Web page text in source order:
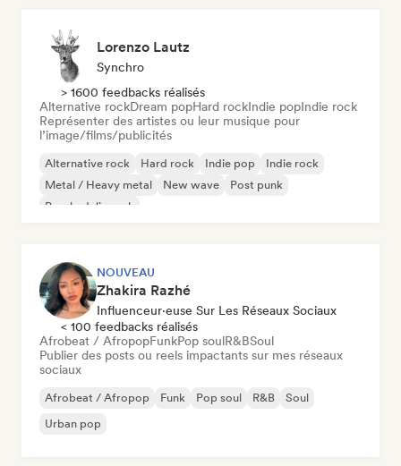
Lorenzo Lautz
Synchro
> 1600 feedbacks réalisés
Alternative rockDream popHard rockIndie popIndie rock
Représenter des artistes ou leur musique pour
l’image/films/publicités
Alternative rock Hard rock Indie pop
Indie rock
Metal / Heavy metal
New wave
Post punk
Psychedelic rock
NOUVEAU
Zhakira Razhé
Influenceur·euse Sur Les Réseaux Sociaux
< 100 feedbacks réalisés
Afrobeat / AfropopFunkPop soulR&BSoul
Publier des posts ou reels impactants sur mes réseaux
sociaux
Afrobeat / Afropop Funk Pop soul R&B
Soul
Urban pop